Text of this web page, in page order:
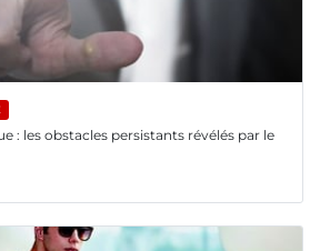
: les obstacles persistants révélés par le